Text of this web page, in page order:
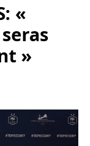
«
»